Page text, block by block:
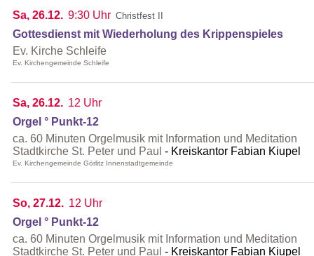
Sa, 26.12. 9:30 Uhr Christfest II
Gottesdienst mit Wiederholung des Krippenspieles
Ev. Kirche Schleife
Ev. Kirchengemeinde Schleife
Sa, 26.12. 12 Uhr
Orgel ° Punkt-12
ca. 60 Minuten Orgelmusik mit Information und Meditation
Stadtkirche St. Peter und Paul
Kreiskantor Fabian Kiupel
Ev. Kirchengemeinde Görlitz Innenstadtgemeinde
So, 27.12. 12 Uhr
Orgel ° Punkt-12
ca. 60 Minuten Orgelmusik mit Information und Meditation
Stadtkirche St. Peter und Paul
Kreiskantor Fabian Kiupel